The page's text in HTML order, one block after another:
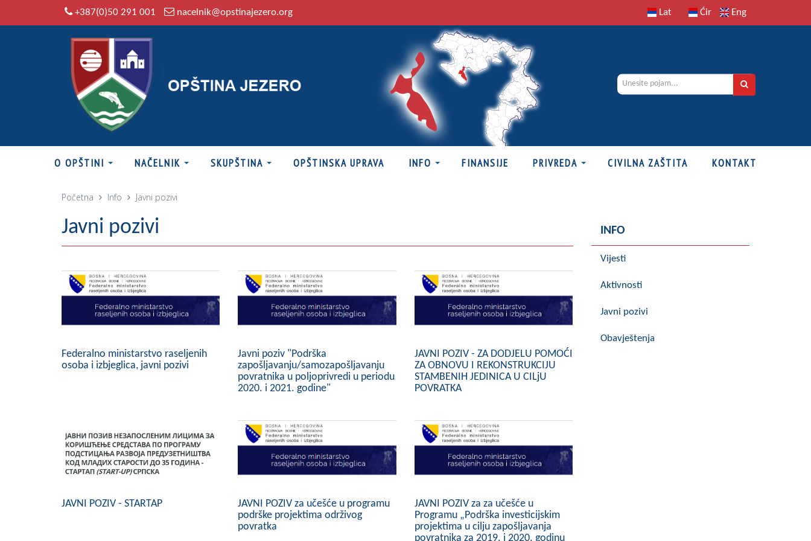
+387(0)50 291 001 nacelnik@opstinajezero.org Lat Ćir Eng
O OPŠTINI NAČELNIK SKUPŠTINA OPŠTINSKA UPRAVA INFO FINANSIJE PRIVREDA CIVILNA ZAŠTITA KONTAKT
Početna Info Javni pozivi
Javni pozivi
Federalno ministarstvo raseljenih
osoba i izbjeglica, javni pozivi
Javni poziv "Podrška
zapošljavanju/samozapošljavanju
povratnika u poljoprivredi u periodu
2020. i 2021. godine"
JAVNI POZIV - ZA DODJELU POMOĆI
ZA OBNOVU I REKONSTRUKCIJU
STAMBENIH JEDINICA U CILjU
POVRATKA
JAVNI POZIV - STARTAP
JAVNI POZIV za učešće u programu
podrške projektima održivog
povratka
JAVNI POZIV za za učešće u
Programu „Podrška investicijskim
projektima u cilju zapošljavanja
povratnika za 2019. i 2020. godinu
INFO
Vijesti
Aktivnosti
Javni pozivi
Obavještenja